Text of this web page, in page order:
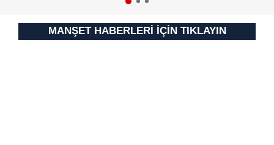
MANŞET HABERLERİ İÇİN TIKLAYIN